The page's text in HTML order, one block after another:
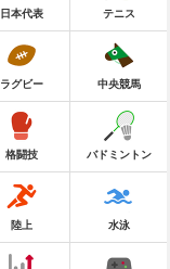
日本代表 テニス
ラグビー 中央競馬
格闘技 バドミントン
陸上 水泳